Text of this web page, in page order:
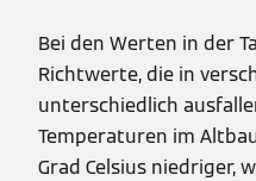
Bei den Werten in der
Richtwerte, die in
unterschiedlich
Temperaturen im
Grad Celsius niedriger,